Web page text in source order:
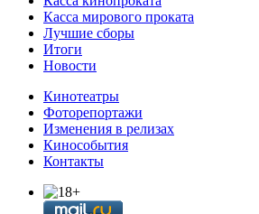
Касса мирового проката
Лучшие сборы
Итоги
Новости
Кинотеатры
Фоторепортажи
Изменения в релизах
Кинособытия
Контакты